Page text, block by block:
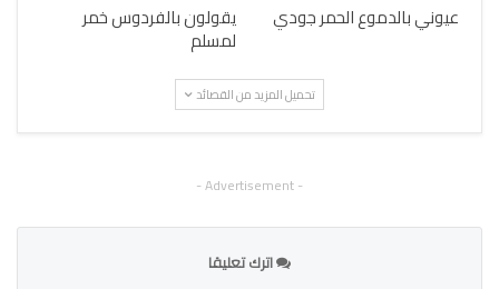
عيوني بالدموع الحمر جودي يقولون بالفردوس خمر
لمسلم
تحميل المزيد من القصائد
- Advertisement -
اترك تعليقا